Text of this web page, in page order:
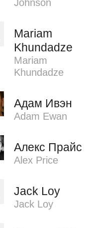
Johnson
Mariam
Khundadze
Mariam
Khundadze
Адам Ивэн
Adam Ewan
Алекс Прайс
Alex Price
Jack Loy
Jack Loy